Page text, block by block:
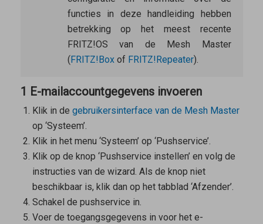
functies in deze handleiding hebben
betrekking op het meest recente
FRITZ!OS van de
Mesh Master
( FRITZ!Boxof FRITZ!Repeater).
1 E-mailaccountgegevens invoeren
Klik in de gebruikersinterface van de Mesh Master
op ‘Systeem’.
Klik in het menu ‘Systeem’ op ‘Pushservice’.
Klik op de knop ‘Pushservice instellen’ en volg de
instructies van de wizard. Als de knop niet
beschikbaar is, klik dan op het tabblad ‘Afzender’.
Schakel de pushservice in.
Voer de toegangsgegevens in voor het e-